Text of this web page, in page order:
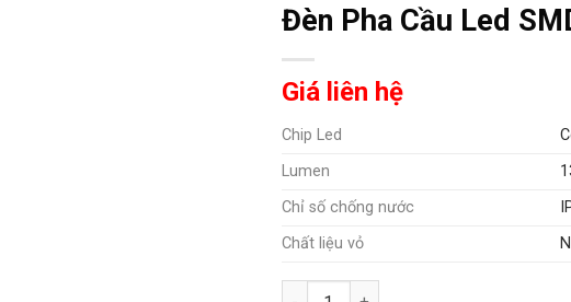
Đèn Pha Cầu Led
Giá liên hệ
Chip Led
Lumen
Chỉ số chống nước
Chất liệu vỏ
Đèn Pha Cầu Led SMD 200W số lượng